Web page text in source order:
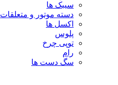
سیبک ها
دسته موتور و متعلقات
اکسل ها
پلوس
توپی چرخ
رام
سگ دست ها